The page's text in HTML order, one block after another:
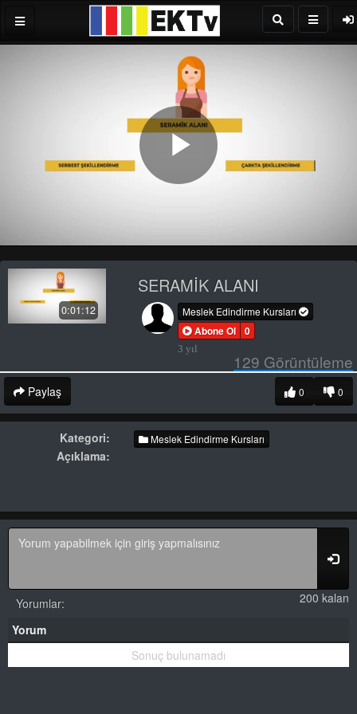
Play
Video
0:01:12
SERAMİK ALANI
Meslek Edindirme Kursları
Abone Ol 0
3 yıl
129 Görüntüleme
Paylaş 0
0
Kategori: Meslek Edindirme Kursları
Açıklama:
200 kalan
Yorumlar:
Yorum
Sonuç bulunamadı